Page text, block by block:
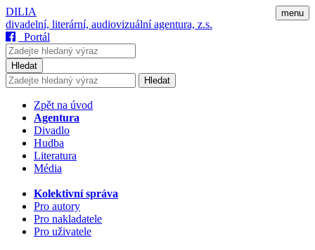
menu
DILIA
divadelní, literární, audiovizuální agentura, z.s.
Portál
Hledat
Hledat
Zpět na úvod
Agentura
Divadlo
Hudba
Literatura
Média
Kolektivní správa
Pro autory
Pro nakladatele
Pro uživatele